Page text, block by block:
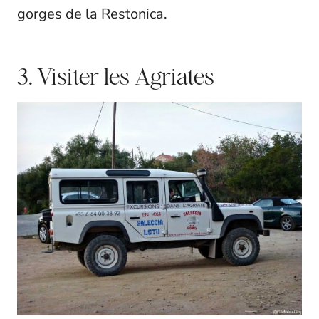
gorges de la Restonica.
3. Visiter les Agriates